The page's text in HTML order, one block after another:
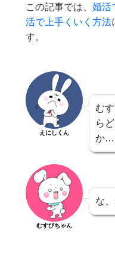
この記事では、婚活
活で上手くいく方法
す。
えにしくん
む
ら
か
むすびちゃん
な